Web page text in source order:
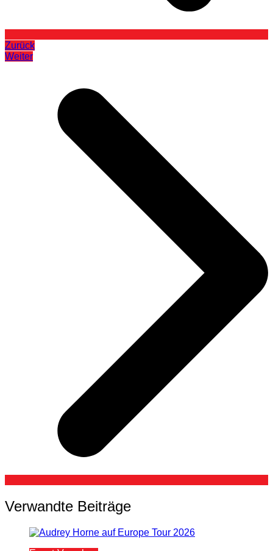
Zurück
Weiter
Verwandte Beiträge